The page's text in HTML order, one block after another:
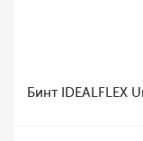
Бинт IDEALFLEX